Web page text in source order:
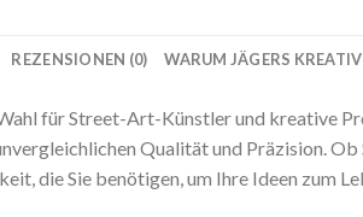
REZENSIONEN (0) WARUM JÄGERS KREATIV
für Street-Art-Künstler und kreative
Qualität und Präzision.
die Sie benötigen, um Ihre Ideen zum